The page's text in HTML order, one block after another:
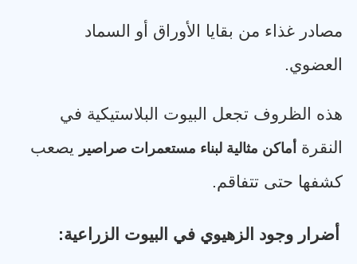
مصادر غذاء من بقايا الأوراق أو السماد
العضوي.
هذه الظروف تجعل البيوت البلاستيكية في
النقرة
أماكن مثالية لبناء مستعمرات صراصير
يصعب
كشفها حتى تتفاقم.
أضرار وجود الزهيوي في البيوت الزراعية: